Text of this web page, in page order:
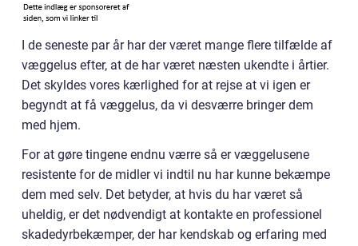
I de seneste par år har der været mange flere tilfælde af
væggelus efter, at de har været næsten ukendte i årtier.
Det skyldes vores kærlighed for at rejse at vi igen er
begyndt at få væggelus, da vi desværre bringer dem
med hjem.
For at gøre tingene endnu værre så er væggelusene
resistente for de midler vi indtil nu har kunne bekæmpe
dem med selv. Det betyder, at hvis du har været så
uheldig, er det nødvendigt at kontakte en professionel
skadedyrbekæmper, der har kendskab og erfaring med